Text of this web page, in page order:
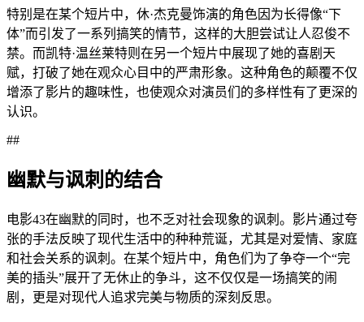
特别是在某个短片中，休·杰克曼饰演的角色因为长得像“下
体”而引发了一系列搞笑的情节，这样的大胆尝试让人忍俊不
禁。而凯特·温丝莱特则在另一个短片中展现了她的喜剧天
赋，打破了她在观众心目中的严肃形象。这种角色的颠覆不仅
增添了影片的趣味性，也使观众对演员们的多样性有了更深的
认识。
##
幽默与讽刺的结合
电影43在幽默的同时，也不乏对社会现象的讽刺。影片通过夸
张的手法反映了现代生活中的种种荒诞，尤其是对爱情、家庭
和社会关系的讽刺。在某个短片中，角色们为了争夺一个“完
美的插头”展开了无休止的争斗，这不仅仅是一场搞笑的闹
剧，更是对现代人追求完美与物质的深刻反思。